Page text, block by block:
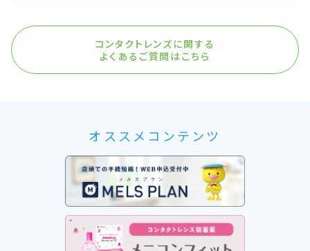
コンタクトレンズに関する
よくあるご質問はこちら
オススメコンテンツ